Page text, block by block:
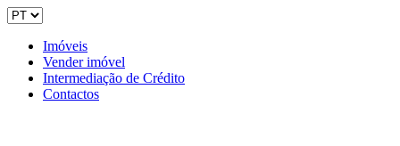
Imóveis
Vender imóvel
Intermediação de Crédito
Contactos